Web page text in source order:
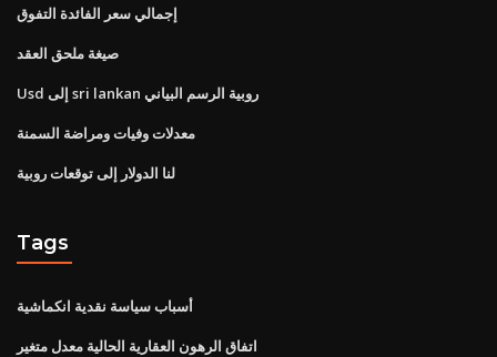
إجمالي سعر الفائدة التفوق
صيغة ملحق العقد
Usd إلى sri lankan روبية الرسم البياني
معدلات وفيات ومراضة السمنة
لنا الدولار إلى توقعات روبية
Tags
أسباب سياسة نقدية انكماشية
اتفاق الرهون العقارية الحالية معدل متغير